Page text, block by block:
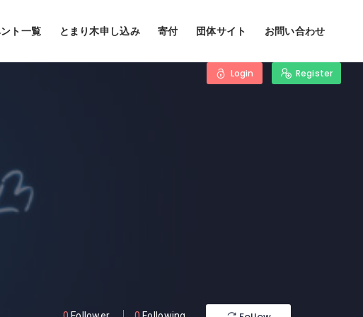
ト一覧 とまり木申し込み 寄付 団体サイト お問い合わせ
Login Register